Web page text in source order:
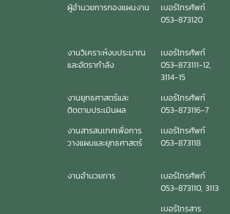
ผู้อำนวยการกองแผนงาน
เบอร์โทรศัพท์
053-873120
งานวิเคราะห์งบประมาณ
และอัตรากำลัง
เบอร์โทรศัพท์
053-873111-12,
3114-15
งานยุทธศาสตร์และ
ติดตามประเมินผล
เบอร์โทรศัพท์
053-873116-7
งานสารสนเทศเพื่อการ
วางแผนและยุทธศาสตร์
เบอร์โทรศัพท์
053-873118
งานอำนวยการ
เบอร์โทรศัพท์
053-873110, 3113
เบอร์โทรสาร